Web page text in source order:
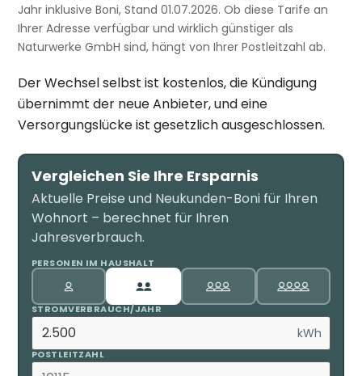
Jahr inklusive Boni, Stand 01.07.2026. Ob diese Tarife an
Ihrer Adresse verfügbar und wirklich günstiger als
Naturwerke GmbH sind, hängt von Ihrer Postleitzahl ab.
Der Wechsel selbst ist kostenlos, die Kündigung
übernimmt der neue Anbieter, und eine
Versorgungslücke ist gesetzlich ausgeschlossen.
Vergleichen Sie Ihre Ersparnis
Aktuelle Preise und Neukunden-Boni für Ihren
Wohnort – berechnet für Ihren
Jahresverbrauch.
PERSONEN IM HAUSHALT
STROMVERBRAUCH/JAHR
kWh
POSTLEITZAHL